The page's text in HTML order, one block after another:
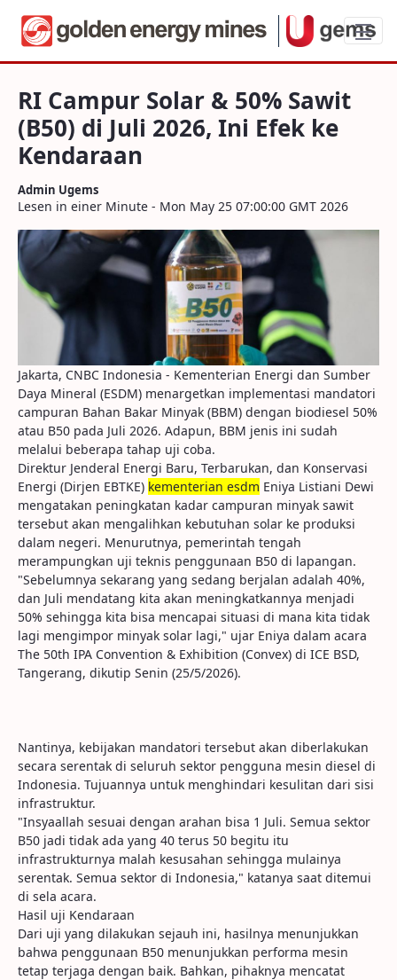
RI Campur Solar & 50% Sawit (B50) di
RI Campur Solar & 50% Sawit
(B50) di Juli 2026, Ini Efek ke
Kendaraan
Admin Ugems
Lesen in einer Minute - Mon May 25 07:00:00 GMT 2026
Jakarta, CNBC Indonesia - Kementerian Energi dan Sumber
Daya Mineral (ESDM) menargetkan implementasi mandatori
campuran Bahan Bakar Minyak (BBM) dengan biodiesel 50%
atau B50 pada Juli 2026. Adapun, BBM jenis ini sudah
melalui beberapa tahap uji coba.
Direktur Jenderal Energi Baru, Terbarukan, dan Konservasi
Energi (Dirjen EBTKE) kementerian esdm Eniya Listiani Dewi
mengatakan peningkatan kadar campuran minyak sawit
tersebut akan mengalihkan kebutuhan solar ke produksi
dalam negeri. Menurutnya, pemerintah tengah
merampungkan uji teknis penggunaan B50 di lapangan.
"Sebelumnya sekarang yang sedang berjalan adalah 40%,
dan Juli mendatang kita akan meningkatkannya menjadi
50% sehingga kita bisa mencapai situasi di mana kita tidak
lagi mengimpor minyak solar lagi," ujar Eniya dalam acara
The 50th IPA Convention & Exhibition (Convex) di ICE BSD,
Tangerang, dikutip Senin (25/5/2026).
Nantinya, kebijakan mandatori tersebut akan diberlakukan
secara serentak di seluruh sektor pengguna mesin diesel di
Indonesia. Tujuannya untuk menghindari kesulitan dari sisi
infrastruktur.
"Insyaallah sesuai dengan arahan bisa 1 Juli. Semua sektor
B50 jadi tidak ada yang 40 terus 50 begitu itu
infrastrukturnya malah kesusahan sehingga mulainya
serentak. Semua sektor di Indonesia," katanya saat ditemui
di sela acara.
Hasil uji Kendaraan
Dari uji yang dilakukan sejauh ini, hasilnya menunjukkan
bahwa penggunaan B50 menunjukkan performa mesin
tetap terjaga dengan baik. Bahkan, pihaknya mencatat